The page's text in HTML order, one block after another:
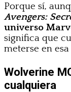
Porque sí,
Avengers:
universo
significa que
meterse en
Wolverine
cualquiera